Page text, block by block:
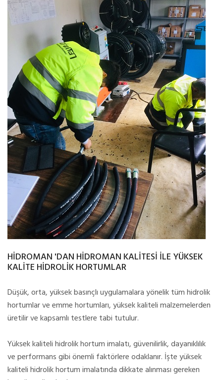
HİDROMAN 'DAN HİDROMAN KALİTESİ İLE YÜKSEK
KALİTE HİDROLİK HORTUMLAR
Düşük, orta, yüksek basınçlı uygulamalara yönelik tüm hidrolik
hortumlar ve emme hortumları, yüksek kaliteli malzemelerden
üretilir ve kapsamlı testlere tabi tutulur.
Yüksek kaliteli hidrolik hortum imalatı, güvenilirlik, dayanıklılık
ve performans gibi önemli faktörlere odaklanır. İşte yüksek
kaliteli hidrolik hortum imalatında dikkate alınması gereken